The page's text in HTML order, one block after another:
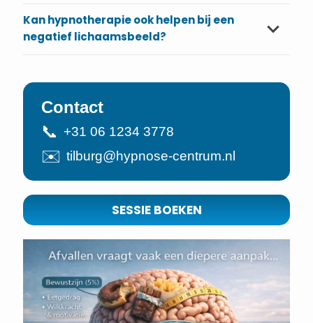
Kan hypnotherapie ook helpen bij een
negatief lichaamsbeeld?
Contact
📞 +31 06 1234 3778
✉️ tilburg@hypnose-centrum.nl
SESSIE BOEKEN